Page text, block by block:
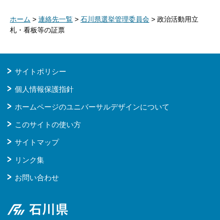
ホーム > 連絡先一覧 > 石川県選挙管理委員会 > 政治活動用立
札・看板等の証票
サイトポリシー
個人情報保護指針
ホームページのユニバーサルデザインについて
このサイトの使い方
サイトマップ
リンク集
お問い合わせ
石川県